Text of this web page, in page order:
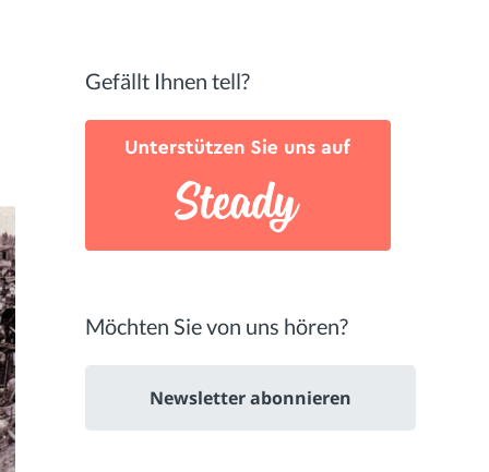
Gefällt Ihnen tell?
Möchten Sie von uns hören?
Newsletter abonnieren